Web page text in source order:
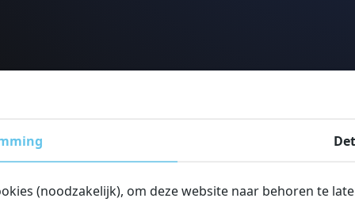
van anderen
Read more about Unieke scheidingswand met deur
(noodzakelijk), om deze website naar behoren te